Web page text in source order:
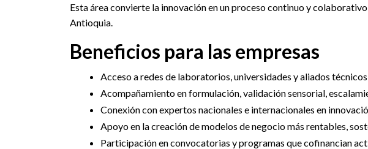
Esta área convierte la innovación en un proceso continuo y
Antioquia.
Beneficios para las empresas
Acceso a redes de laboratorios, universidades y aliados
Acompañamiento en formulación, validación sensorial,
Conexión con expertos nacionales e internacionales en
Apoyo en la creación de modelos de negocio más rentables,
Participación en convocatorias y programas que cofinancian